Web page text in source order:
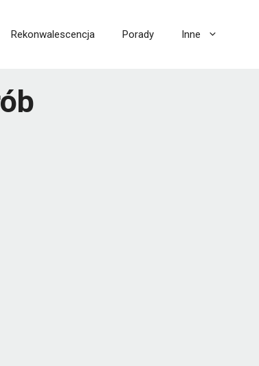
Rekonwalescencja Porady Inne